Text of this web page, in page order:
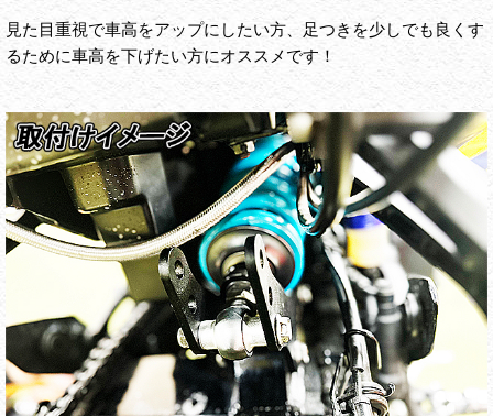
見た目重視で車高をアップにしたい方、足つきを少しでも良くす
るために車高を下げたい方にオススメです！